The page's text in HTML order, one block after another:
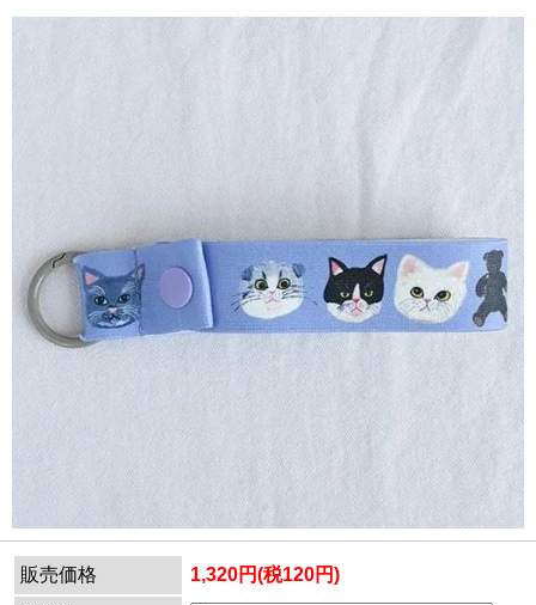
販売価格 1,320円(税120円)